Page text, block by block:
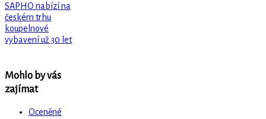
Mohlo by vás
zajímat
Oceněné